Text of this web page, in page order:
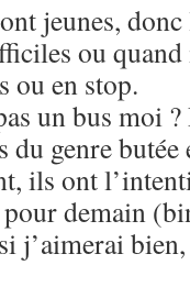
jeunes,
ou
ou en stop.
un bus moi ?
genre
ils ont
pour demain
j’aimerai